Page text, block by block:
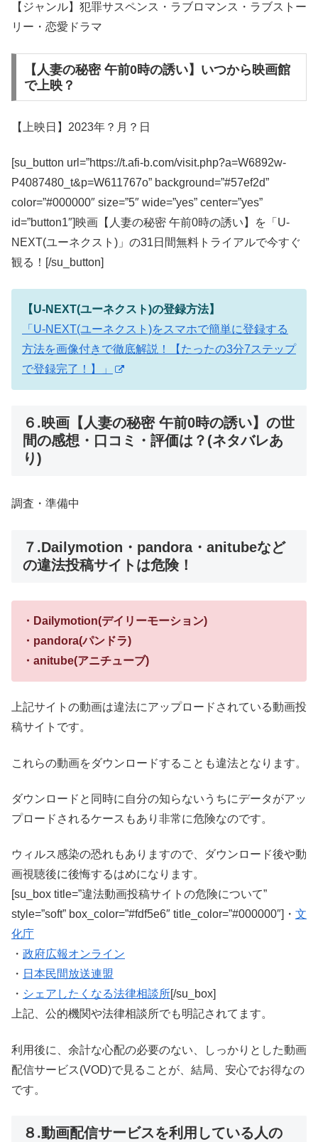
【ジャンル】犯罪サスペンス・ラブロマンス・ラブストー
リー・恋愛ドラマ
【人妻の秘密 午前0時の誘い】いつから映画館
で上映？
【上映日】2023年？月？日
[su_button url=”https://t.afi-b.com/visit.php?a=W6892w-
P4087480_t&p=W611767o” background=”#57ef2d”
color=”#000000″ size=”5″ wide=”yes” center=”yes”
id=”button1″]映画【人妻の秘密 午前0時の誘い】を「U-
NEXT(ユーネクスト)」の31日間無料トライアルで今すぐ
観る！[/su_button]
【U-NEXT(ユーネクスト)の登録方法】
「U-NEXT(ユーネクスト)をスマホで簡単に登録する
方法を画像付きで徹底解説！【たったの3分7ステップ
で登録完了！】」
６.映画【人妻の秘密 午前0時の誘い】の世
間の感想・口コミ・評価は？(ネタバレあ
り)
調査・準備中
７.Dailymotion・pandora・anitubeなど
の違法投稿サイトは危険！
・Dailymotion(デイリーモーション)
・pandora(パンドラ)
・anitube(アニチューブ)
上記サイトの動画は違法にアップロードされている動画投
稿サイトです。
これらの動画をダウンロードすることも違法となります。
ダウンロードと同時に自分の知らないうちにデータがアッ
プロードされるケースもあり非常に危険なのです。
ウィルス感染の恐れもありますので、ダウンロード後や動
画視聴後に後悔するはめになります。
[su_box title=”違法動画投稿サイトの危険について”
style=”soft” box_color=”#fdf5e6″ title_color=”#000000″]・ 文
化庁
・ 政府広報オンライン
・ 日本民間放送連盟
・ シェアしたくなる法律相談所 [/su_box]
上記、公的機関や法律相談所でも明記されてます。
利用後に、余計な心配の必要のない、しっかりとした動画
配信サービス(VOD)で見ることが、結局、安心でお得なの
です。
８.動画配信サービスを利用している人の